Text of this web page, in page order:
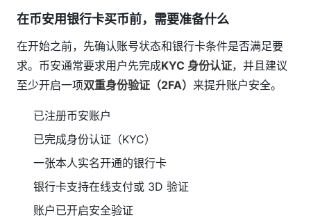
在币安用银行卡买币前，需要准备什么
在开始之前，先确认账号状态和银行卡条件是否满足要
求。币安通常要求用户先完成KYC 身份认证，并且建议
至少开启一项双重身份验证（2FA） 来提升账户安全。
已注册币安账户
已完成身份认证（KYC）
一张本人实名开通的银行卡
银行卡支持在线支付或 3D 验证
账户已开启安全验证